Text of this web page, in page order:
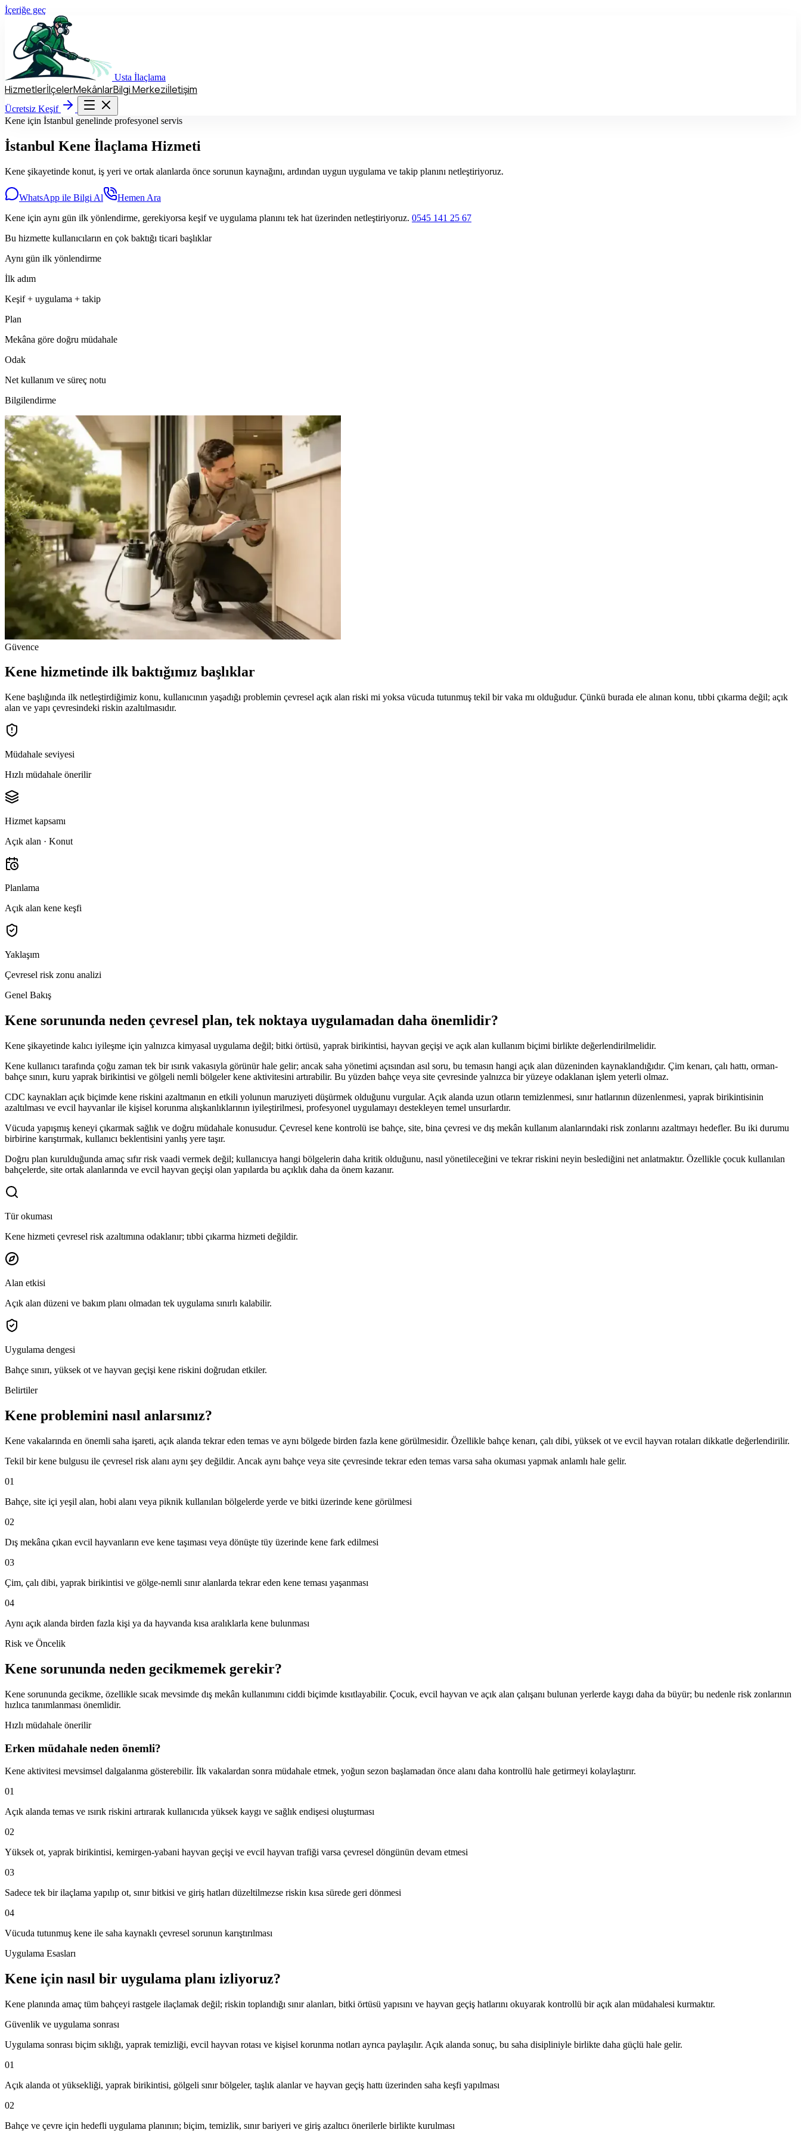
İçeriğe geç
Usta İlaçlama
HizmetlerİlçelerMekânlarBilgi Merkeziİletişim
Ücretsiz Keşif
Hizmetler İlçeler Mekânlar Bilgi Merkezi
Kene için İstanbul genelinde profesyonel servis
İstanbul Kene İlaçlama Hizmeti
Kene şikayetinde konut, iş yeri ve ortak alanlarda önce sorunun kaynağını, ardından uygun uygulama ve takip planını netleştiriyoruz.
WhatsApp ile Bilgi Al
Hemen Ara
Kene için aynı gün ilk yönlendirme, gerekiyorsa keşif ve uygulama planını tek hat üzerinden netleştiriyoruz. 0545 141 25 67
Bu hizmette kullanıcıların en çok baktığı ticari başlıklar
Aynı gün ilk yönlendirme
İlk adım
Keşif + uygulama + takip
Plan
Mekâna göre doğru müdahale
Odak
Net kullanım ve süreç notu
Bilgilendirme
Güvence
Kene hizmetinde ilk baktığımız başlıklar
Kene başlığında ilk netleştirdiğimiz konu, kullanıcının yaşadığı problemin çevresel açık alan riski mi yoksa vücuda tutunmuş tekil bir vaka mı olduğudur. Çünkü burada ele alınan konu, tıbbi çıkarma değil; açık
alan ve yapı çevresindeki riskin azaltılmasıdır.
Müdahale seviyesi
Hızlı müdahale önerilir
Hizmet kapsamı
Açık alan · Konut
Planlama
Açık alan kene keşfi
Yaklaşım
Çevresel risk zonu analizi
Genel Bakış
Kene sorununda neden çevresel plan, tek noktaya uygulamadan daha önemlidir?
Kene şikayetinde kalıcı iyileşme için yalnızca kimyasal uygulama değil; bitki örtüsü, yaprak birikintisi, hayvan geçişi ve açık alan kullanım biçimi birlikte değerlendirilmelidir.
Kene kullanıcı tarafında çoğu zaman tek bir ısırık vakasıyla görünür hale gelir; ancak saha yönetimi açısından asıl soru, bu temasın hangi açık alan düzeninden kaynaklandığıdır. Çim kenarı, çalı hattı, orman-
bahçe sınırı, kuru yaprak birikintisi ve gölgeli nemli bölgeler kene aktivitesini artırabilir. Bu yüzden bahçe veya site çevresinde yalnızca bir yüzeye odaklanan işlem yeterli olmaz.
CDC kaynakları açık biçimde kene riskini azaltmanın en etkili yolunun maruziyeti düşürmek olduğunu vurgular. Açık alanda uzun otların temizlenmesi, sınır hatlarının düzenlenmesi, yaprak birikintisinin
azaltılması ve evcil hayvanlar ile kişisel korunma alışkanlıklarının iyileştirilmesi, profesyonel uygulamayı destekleyen temel unsurlardır.
Vücuda yapışmış keneyi çıkarmak sağlık ve doğru müdahale konusudur. Çevresel kene kontrolü ise bahçe, site, bina çevresi ve dış mekân kullanım alanlarındaki risk zonlarını azaltmayı hedefler. Bu iki durumu
birbirine karıştırmak, kullanıcı beklentisini yanlış yere taşır.
Doğru plan kurulduğunda amaç sıfır risk vaadi vermek değil; kullanıcıya hangi bölgelerin daha kritik olduğunu, nasıl yönetileceğini ve tekrar riskini neyin beslediğini net anlatmaktır. Özellikle çocuk kullanılan
bahçelerde, site ortak alanlarında ve evcil hayvan geçişi olan yapılarda bu açıklık daha da önem kazanır.
Tür okuması
Kene hizmeti çevresel risk azaltımına odaklanır; tıbbi çıkarma hizmeti değildir.
Alan etkisi
Açık alan düzeni ve bakım planı olmadan tek uygulama sınırlı kalabilir.
Uygulama dengesi
Bahçe sınırı, yüksek ot ve hayvan geçişi kene riskini doğrudan etkiler.
Belirtiler
Kene problemini nasıl anlarsınız?
Kene vakalarında en önemli saha işareti, açık alanda tekrar eden temas ve aynı bölgede birden fazla kene görülmesidir. Özellikle bahçe kenarı, çalı dibi, yüksek ot ve evcil hayvan rotaları dikkatle değerlendirilir.
Tekil bir kene bulgusu ile çevresel risk alanı aynı şey değildir. Ancak aynı bahçe veya site çevresinde tekrar eden temas varsa saha okuması yapmak anlamlı hale gelir.
01
Bahçe, site içi yeşil alan, hobi alanı veya piknik kullanılan bölgelerde yerde ve bitki üzerinde kene görülmesi
02
Dış mekâna çıkan evcil hayvanların eve kene taşıması veya dönüşte tüy üzerinde kene fark edilmesi
03
Çim, çalı dibi, yaprak birikintisi ve gölge-nemli sınır alanlarda tekrar eden kene teması yaşanması
04
Aynı açık alanda birden fazla kişi ya da hayvanda kısa aralıklarla kene bulunması
Risk ve Öncelik
Kene sorununda neden gecikmemek gerekir?
Kene sorununda gecikme, özellikle sıcak mevsimde dış mekân kullanımını ciddi biçimde kısıtlayabilir. Çocuk, evcil hayvan ve açık alan çalışanı bulunan yerlerde kaygı daha da büyür; bu nedenle risk zonlarının
hızlıca tanımlanması önemlidir.
Hızlı müdahale önerilir
Erken müdahale neden önemli?
Kene aktivitesi mevsimsel dalgalanma gösterebilir. İlk vakalardan sonra müdahale etmek, yoğun sezon başlamadan önce alanı daha kontrollü hale getirmeyi kolaylaştırır.
01
Açık alanda temas ve ısırık riskini artırarak kullanıcıda yüksek kaygı ve sağlık endişesi oluşturması
02
Yüksek ot, yaprak birikintisi, kemirgen-yabani hayvan geçişi ve evcil hayvan trafiği varsa çevresel döngünün devam etmesi
03
Sadece tek bir ilaçlama yapılıp ot, sınır bitkisi ve giriş hatları düzeltilmezse riskin kısa sürede geri dönmesi
04
Vücuda tutunmuş kene ile saha kaynaklı çevresel sorunun karıştırılması
Uygulama Esasları
Kene için nasıl bir uygulama planı izliyoruz?
Kene planında amaç tüm bahçeyi rastgele ilaçlamak değil; riskin toplandığı sınır alanları, bitki örtüsü yapısını ve hayvan geçiş hatlarını okuyarak kontrollü bir açık alan müdahalesi kurmaktır.
Güvenlik ve uygulama sonrası
Uygulama sonrası biçim sıklığı, yaprak temizliği, evcil hayvan rotası ve kişisel korunma notları ayrıca paylaşılır. Açık alanda sonuç, bu saha disipliniyle birlikte daha güçlü hale gelir.
01
Açık alanda ot yüksekliği, yaprak birikintisi, gölgeli sınır bölgeler, taşlık alanlar ve hayvan geçiş hattı üzerinden saha keşfi yapılması
02
Bahçe ve çevre için hedefli uygulama planının; biçim, temizlik, sınır bariyeri ve giriş azaltıcı önerilerle birlikte kurulması